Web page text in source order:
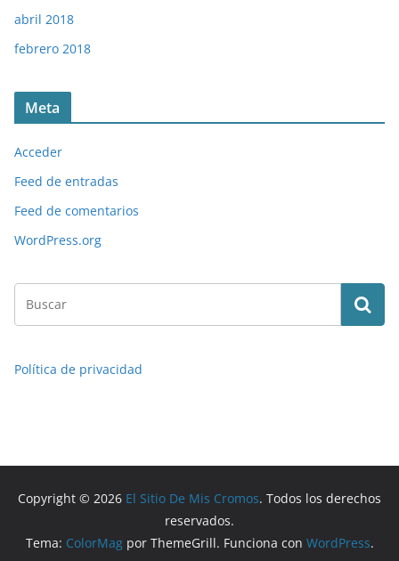
abril 2018
febrero 2018
Meta
Acceder
Feed de entradas
Feed de comentarios
WordPress.org
Política de privacidad
Copyright © 2026 El Sitio De Mis Cromos. Todos los derechos
reservados.
Tema: ColorMagpor ThemeGrill. Funciona con WordPress.